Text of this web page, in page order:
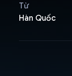
Từ
Hàn Quốc